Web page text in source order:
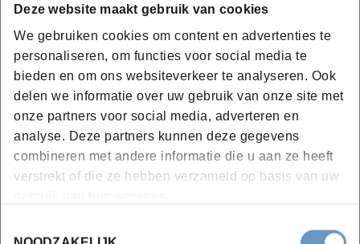
Deze website maakt gebruik van cookies
We gebruiken cookies om content en advertenties te
personaliseren, om functies voor social media te
bieden en om ons websiteverkeer te analyseren. Ook
delen we informatie over uw gebruik van onze site met
onze partners voor social media, adverteren en
analyse. Deze partners kunnen deze gegevens
combineren met andere informatie die u aan ze heeft
verstrekt of die ze hebben verzameld op basis van uw
Heb je vragen over een opleiding?
Of denk je eraan om die op maat en op
locatie te laten organiseren?
Contacteer onze collega
Sofie Deschepper